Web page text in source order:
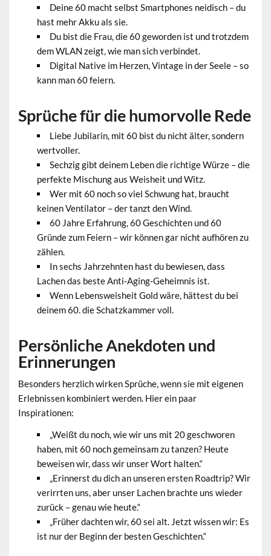
Deine 60 macht selbst Smartphones neidisch – du
hast mehr Akku als sie.
Du bist die Frau, die 60 geworden ist und trotzdem
dem WLAN zeigt, wie man sich verbindet.
Digital Native im Herzen, Vintage in der Seele – so
kann man 60 feiern.
Sprüche für die humorvolle Rede
Liebe Jubilarin, mit 60 bist du nicht älter, sondern
wertvoller.
Sechzig gibt deinem Leben die richtige Würze – die
perfekte Mischung aus Weisheit und Witz.
Wer mit 60 noch so viel Schwung hat, braucht
keinen Ventilator – der tanzt den Wind.
60 Jahre Erfahrung, 60 Geschichten und 60
Gründe zum Feiern – wir können gar nicht aufhören zu
zählen.
In sechs Jahrzehnten hast du bewiesen, dass
Lachen das beste Anti‑Aging‑Geheimnis ist.
Wenn Lebensweisheit Gold wäre, hättest du bei
deinem 60. die Schatzkammer voll.
Persönliche Anekdoten und
Erinnerungen
Besonders herzlich wirken Sprüche, wenn sie mit eigenen
Erlebnissen kombiniert werden. Hier ein paar
Inspirationen:
„Weißt du noch, wie wir uns mit 20 geschworen
haben, mit 60 noch gemeinsam zu tanzen? Heute
beweisen wir, dass wir unser Wort halten.“
„Erinnerst du dich an unseren ersten Roadtrip? Wir
verirrten uns, aber unser Lachen brachte uns wieder
zurück – genau wie heute.“
„Früher dachten wir, 60 sei alt. Jetzt wissen wir: Es
ist nur der Beginn der besten Geschichten.“